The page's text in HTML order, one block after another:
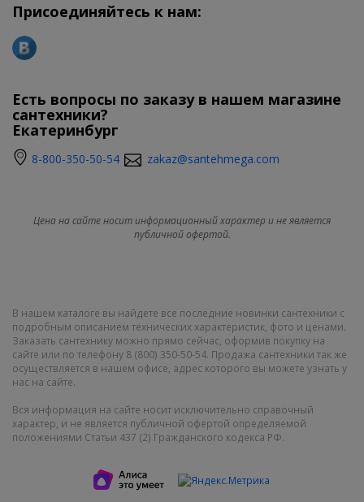
Присоединяйтесь к нам:
Есть вопросы по заказу в нашем магазине
сантехники?
Екатеринбург
8-800-350-50-54 zakaz@santehmega.com
Цена на сайте носит информационный характер и не является
публичной офертой.
В нашем каталоге вы найдете все последние новинки сантехники с
подробным описанием технических характеристик, фото и ценами.
Заказать сантехнику можно прямо сейчас, оформив покупку на
сайте или по телефону 8 (800) 350-50-54. Продажа сантехники так же
осуществляется в нашем офисе, адрес которого вы можете узнать у
нас на сайте.
Вся информация на сайте носит исключительно справочный
характер, и не является публичной офертой определяемой
положениями Статьи 437 (2) Гражданского кодекса РФ.